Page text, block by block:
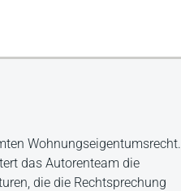
Wohnungseigentumsrecht.
das Autorenteam die
die die Rechtsprechung